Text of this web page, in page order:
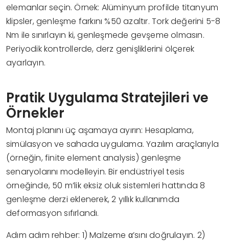
elemanlar seçin. Örnek: Alüminyum profilde titanyum
klipsler, genleşme farkını %50 azaltır. Tork değerini 5-8
Nm ile sınırlayın ki, genleşmede gevşeme olmasın.
Periyodik kontrollerde, derz genişliklerini ölçerek
ayarlayın.
Pratik Uygulama Stratejileri ve
Örnekler
Montaj planını üç aşamaya ayırın: Hesaplama,
simülasyon ve sahada uygulama. Yazılım araçlarıyla
(örneğin, finite element analysis) genleşme
senaryolarını modelleyin. Bir endüstriyel tesis
örneğinde, 50 m’lik eksiz oluk sistemleri hattında 8
genleşme derzi eklenerek, 2 yıllık kullanımda
deformasyon sıfırlandı.
Adım adım rehber: 1) Malzeme α’sını doğrulayın. 2)